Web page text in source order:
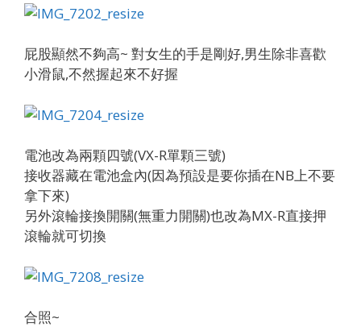
屁股顯然不夠高~ 對女生的手是剛好,男生除非喜歡
小滑鼠,不然握起來不好握
電池改為兩顆四號(VX-R單顆三號)
接收器藏在電池盒內(因為預設是要你插在NB上不要
拿下來)
另外滾輪接換開關(無重力開關)也改為MX-R直接押
滾輪就可切換
合照~